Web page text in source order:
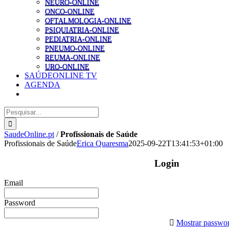
NEURO-ONLINE
ONCO-ONLINE
OFTALMOLOGIA-ONLINE
PSIQUIATRIA-ONLINE
PEDIATRIA-ONLINE
PNEUMO-ONLINE
REUMA-ONLINE
URO-ONLINE
SAÚDEONLINE TV
AGENDA
Pesquisar
SaudeOnline.pt /Profissionais de Saúde
Profissionais de SaúdeErica Quaresma2025-09-22T13:41:53+01:00
Login
Email
Password
Mostrar